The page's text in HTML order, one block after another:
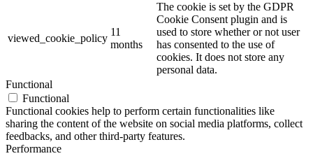
viewed_cookie_policy
11
months
The cookie is set by the GDPR
Cookie Consent plugin and is
used to store whether or not user
has consented to the use of
cookies. It does not store any
personal data.
Functional
Functional
Functional cookies help to perform certain functionalities like
sharing the content of the website on social media platforms, collect
feedbacks, and other third-party features.
Performance